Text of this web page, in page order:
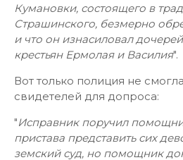
Кумановки, состоящего в
Страшинского, безмерно
и что он изнасиловал
крестьян Ермолая и Василия".
Вот только полиция не
свидетелей для допроса:
"Исправник поручил
пристава представить сих
земский суд, но помощник